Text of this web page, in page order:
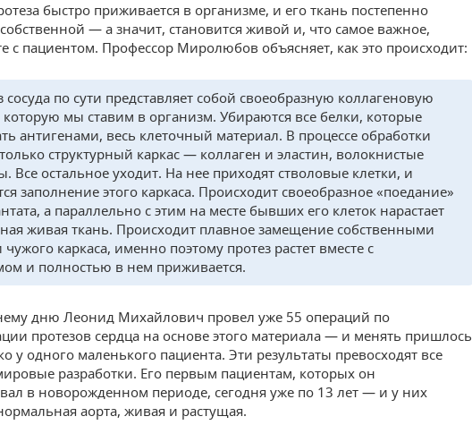
быстро приживается в организме, и его ткань постепенно
— а значит, становится живой и, что самое важное,
с пациентом. Профессор Миролюбов объясняет, как это происходит:
по сути представляет собой своеобразную коллагеновую
которую мы ставим в организм. Убираются все белки, которые
антигенами, весь клеточный материал. В процессе обработки
только структурный каркас — коллаген и эластин, волокнистые
Все остальное уходит. На нее приходят стволовые клетки, и
заполнение этого каркаса. Происходит своеобразное «поедание»
а параллельно с этим на месте бывших его клеток нарастает
живая ткань. Происходит плавное замещение собственными
чужого каркаса, именно поэтому протез растет вместе с
и полностью в нем приживается.
дню Леонид Михайлович провел уже 55 операций по
протезов сердца на основе этого материала — и менять пришлось
у одного маленького пациента. Эти результаты превосходят все
разработки. Его первым пациентам, которых он
в новорожденном периоде, сегодня уже по 13 лет — и у них
аорта, живая и растущая.